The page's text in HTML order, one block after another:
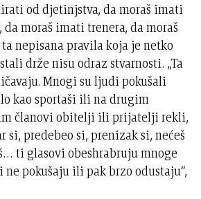
od djetinjstva, da moraš imati
moraš imati trenera, da moraš
nepisana pravila koja je netko
drže nisu odraz stvarnosti. „Ta
Mnogi su ljudi pokušali
kao sportaši ili na drugim
članovi obitelji ili prijatelji rekli,
si, predebeo si, prenizak si, nećeš
ti glasovi obeshrabruju mnoge
pokušaju ili pak brzo odustaju“,